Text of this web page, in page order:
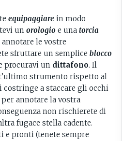
equipaggiare in modo
un orologio e una torcia
annotare le vostre
sfruttare un semplice blocco
procuravi un dittafono. Il
strumento rispetto al
costringe a staccare gli occhi
annotare la vostra
non rischierete di
fugace stella cadente.
e pronti (tenete sempre